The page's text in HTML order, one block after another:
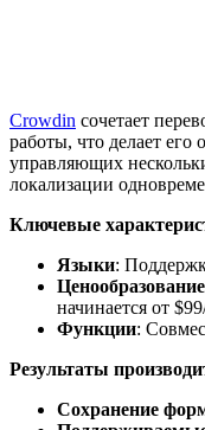
Crowdin сочетает
работы, что делает
управляющих
локализации
Ключевые
Языки:
Ценообразование
начинается от
Функции:
Результаты
Сохранение